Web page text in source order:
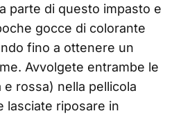
parte di questo impasto e
gocce di colorante
fino a ottenere un
Avvolgete entrambe le
rossa) nella pellicola
lasciate riposare in